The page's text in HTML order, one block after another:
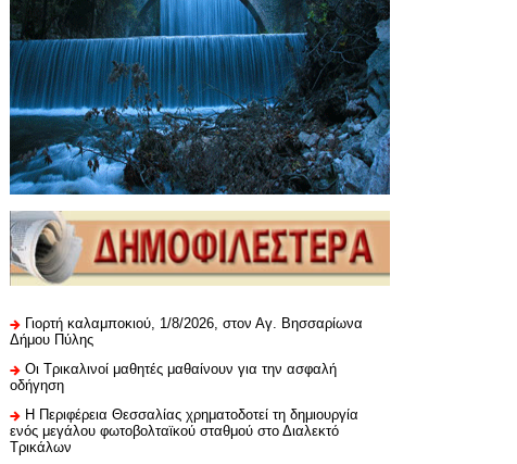
Γιορτή καλαμποκιού, 1/8/2026, στον Αγ. Βησσαρίωνα
Δήμου Πύλης
Οι Τρικαλινοί μαθητές μαθαίνουν για την ασφαλή
οδήγηση
H Περιφέρεια Θεσσαλίας χρηματοδοτεί τη δημιουργία
ενός μεγάλου φωτοβολταϊκού σταθμού στο Διαλεκτό
Τρικάλων